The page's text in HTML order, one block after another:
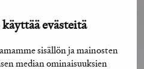
evästeitä
sisällön ja mainosten
median ominaisuuksien